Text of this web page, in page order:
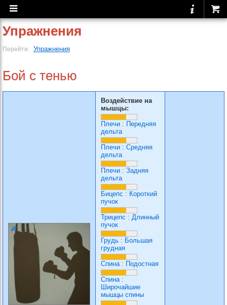
Упражнения
Перейти: Упражнения
Бой с тенью
Воздействие на
мышцы:
Плечи : Передняя
дельта
Плечи : Средняя
дельта
Плечи : Задняя
дельта
Бицепс : Короткий
пучок
Трицепс : Длинный
пучок
Грудь : Большая
грудная
Спина: Подостная
Спина:
Широчайшие
мышцы спины